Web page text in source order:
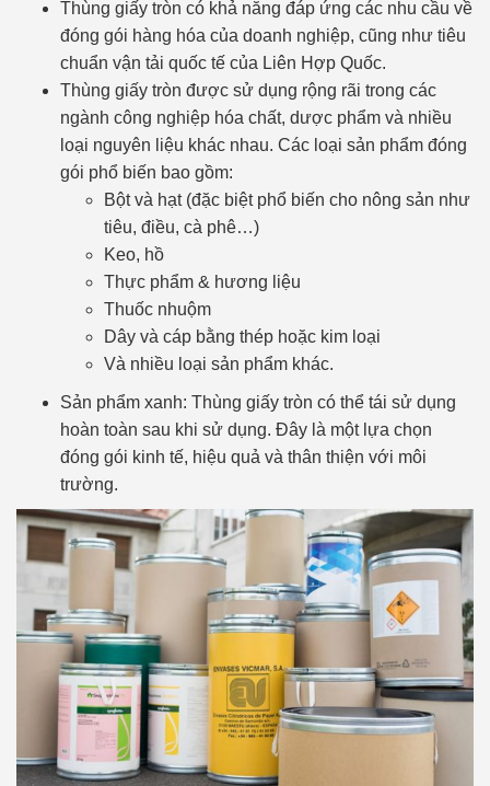
Thùng giấy tròn có khả năng đáp ứng các nhu cầu về
đóng gói hàng hóa của doanh nghiệp, cũng như tiêu
chuẩn vận tải quốc tế của Liên Hợp Quốc.
Thùng giấy tròn được sử dụng rộng rãi trong các
ngành công nghiệp hóa chất, dược phẩm và nhiều
loại nguyên liệu khác nhau. Các loại sản phẩm đóng
gói phổ biến bao gồm:
Bột và hạt (đặc biệt phổ biến cho nông sản như
tiêu, điều, cà phê…)
Keo, hồ
Thực phẩm & hương liệu
Thuốc nhuộm
Dây và cáp bằng thép hoặc kim loại
Và nhiều loại sản phẩm khác.
Sản phẩm xanh: Thùng giấy tròn có thể tái sử dụng
hoàn toàn sau khi sử dụng. Đây là một lựa chọn
đóng gói kinh tế, hiệu quả và thân thiện với môi
trường.